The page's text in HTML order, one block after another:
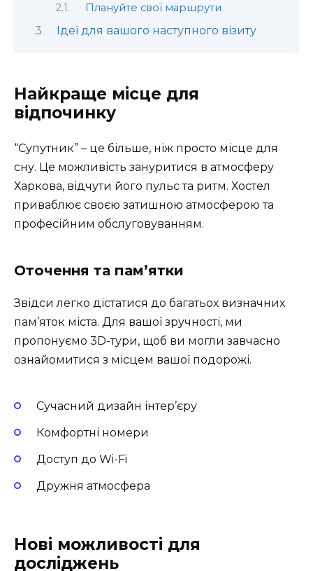
Плануйте свої маршрути
Ідеї для вашого наступного візиту
Найкраще місце для
відпочинку
“Супутник” – це більше, ніж просто місце для
сну. Це можливість зануритися в атмосферу
Харкова, відчути його пульс та ритм. Хостел
приваблює своєю затишною атмосферою та
професійним обслуговуванням.
Оточення та пам’ятки
Звідси легко дістатися до багатьох визначних
пам’яток міста. Для вашої зручності, ми
пропонуємо 3D-тури, щоб ви могли завчасно
ознайомитися з місцем вашої подорожі.
Сучасний дизайн інтер’єру
Комфортні номери
Доступ до Wi-Fi
Дружня атмосфера
Нові можливості для
досліджень